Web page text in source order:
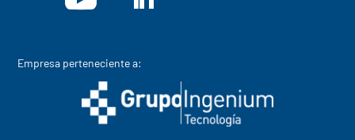
Empresa perteneciente a: